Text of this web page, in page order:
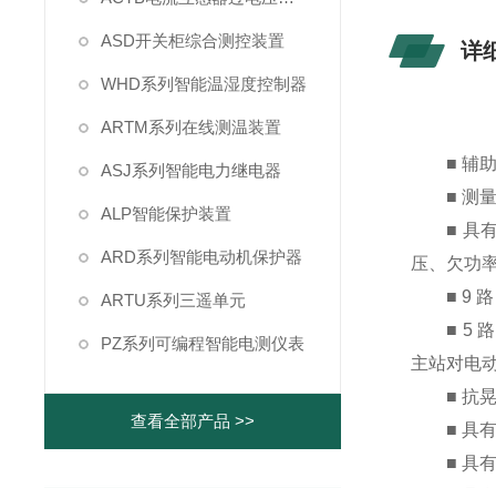
ASD开关柜综合测控装置
WHD系列智能温湿度控制器
ARTM系列在线测温装置
ASJ系列智能电力继电器
ALP智能保护装置
ARD系列智能电动机保护器
ARTU系列三遥单元
PZ系列可编程智能电测仪表
查看全部产品 >>
详
■ 辅助电
■ 测量功
■ 具有起
压、欠功
■ 9 路
■ 5 路
主站对电
■ 抗晃电
■ 具有标
■ 具有